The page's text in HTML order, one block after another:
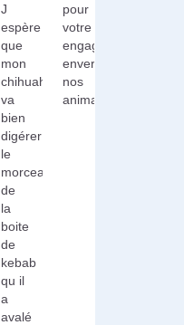
J
espère
que
mon
chihuahua
va
bien
digérer
le
morceau
de
la
boite
de
kebab
qu il
a
avalé
pour
votre
engagement
envers
nos
animaux.